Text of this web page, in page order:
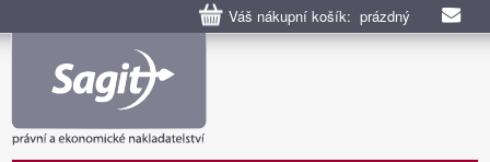
Váš nákupní košík: prázdný